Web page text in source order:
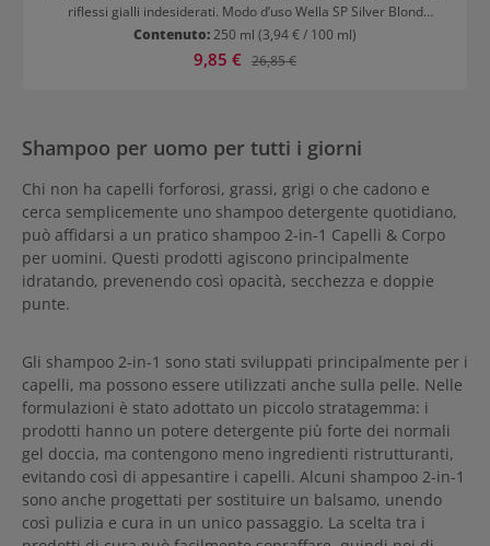
riflessi gialli indesiderati. Modo d’uso Wella SP Silver Blond
poco tempo. Risciacquare abbondantemente.
Contenuto:250 ml (3,94 € / 100 ml)
Prezzo di vendita:
9,85 € Prezzo normale:
26,85 €
Shampoo per uomo per tutti i giorni
Chi non ha capelli forforosi, grassi, grigi o che cadono e
cerca semplicemente uno shampoo detergente quotidiano,
può affidarsi a un pratico shampoo 2-in-1 Capelli & Corpo
per uomini. Questi prodotti agiscono principalmente
idratando, prevenendo così opacità, secchezza e doppie
punte.
Gli shampoo 2-in-1 sono stati sviluppati principalmente per i
capelli, ma possono essere utilizzati anche sulla pelle. Nelle
formulazioni è stato adottato un piccolo stratagemma: i
prodotti hanno un potere detergente più forte dei normali
gel doccia, ma contengono meno ingredienti ristrutturanti,
evitando così di appesantire i capelli. Alcuni shampoo 2-in-1
sono anche progettati per sostituire un balsamo, unendo
così pulizia e cura in un unico passaggio. La scelta tra i